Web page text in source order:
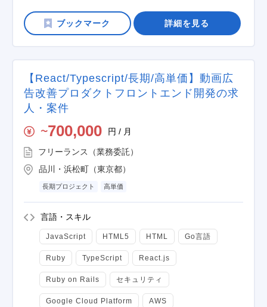
詳細を見る
【React/Typescript/長期/高単価】動画広
告改善プロダクトフロントエンド開発の求
人・案件
〜700,000 円 / 月
フリーランス（業務委託）
品川・浜松町（東京都）
長期プロジェクト 高単価
言語・スキル
JavaScript HTML5 HTML Go言語
Ruby TypeScript React.js
Ruby on Rails セキュリティ
Google Cloud Platform AWS